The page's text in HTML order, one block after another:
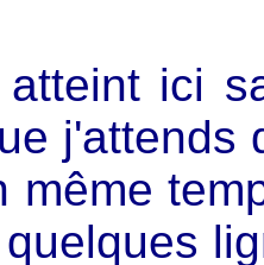
ici
j'attends